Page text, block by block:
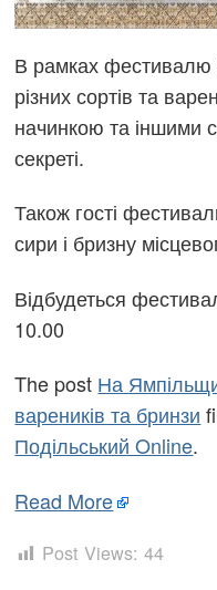
В рамках фестивалю
різних сортів та
начинкою та іншими
секреті.
Також гості
сири і бризну
Відбудеться
10.00
The post На
вареників та бринзи
Подільський Online.
Read More
Post Views: 44